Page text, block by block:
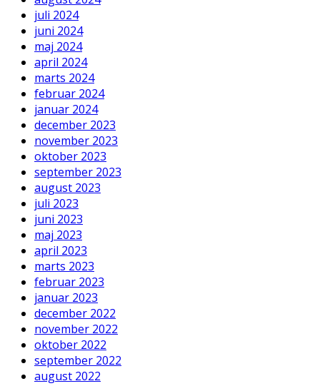
juli 2024
juni 2024
maj 2024
april 2024
marts 2024
februar 2024
januar 2024
december 2023
november 2023
oktober 2023
september 2023
august 2023
juli 2023
juni 2023
maj 2023
april 2023
marts 2023
februar 2023
januar 2023
december 2022
november 2022
oktober 2022
september 2022
august 2022